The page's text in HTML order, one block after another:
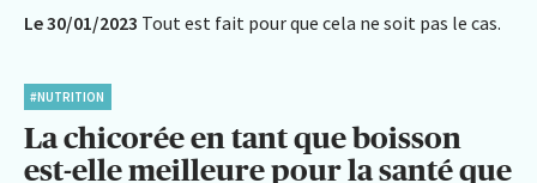
Le 30/01/2023 Tout est fait pour que cela ne soit pas le cas.
#NUTRITION
La chicorée en tant que boisson
est-elle meilleure pour la santé que